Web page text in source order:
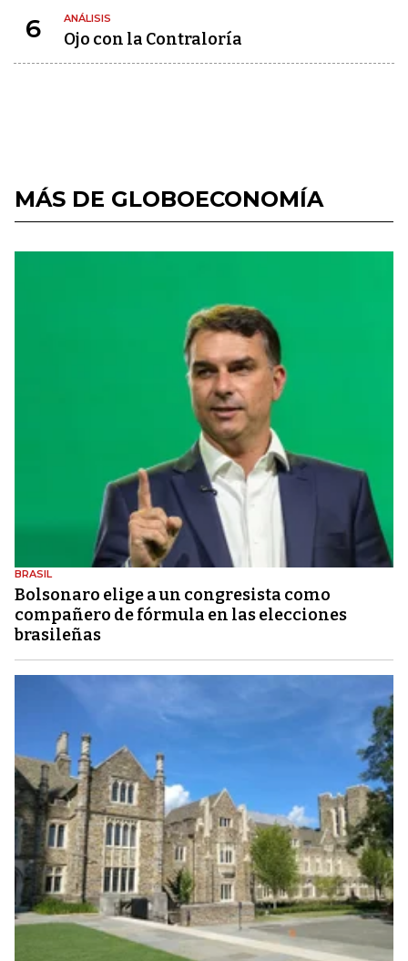
6 ANÁLISIS
Ojo con la Contraloría
MÁS DE GLOBOECONOMÍA
BRASIL
Bolsonaro elige a un congresista como
compañero de fórmula en las elecciones
brasileñas